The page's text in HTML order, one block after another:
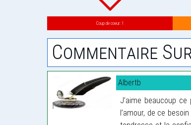
Coup de coeur: 1
Commentaire
Albertb
J’aime beaucoup
l’amour, de ce